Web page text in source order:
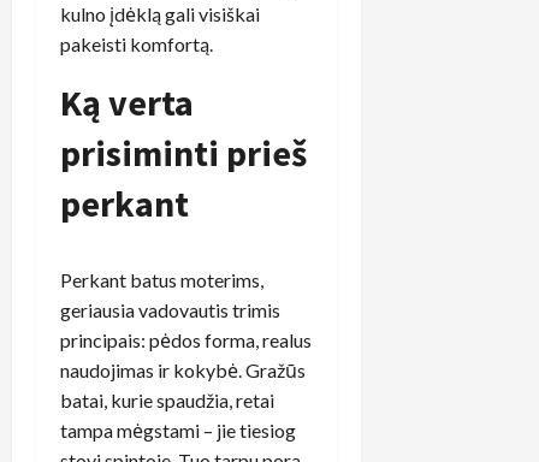
kulno įdėklą gali visiškai
pakeisti komfortą.
Ką verta
prisiminti prieš
perkant
Perkant batus moterims,
geriausia vadovautis trimis
principais: pėdos forma, realus
naudojimas ir kokybė. Gražūs
batai, kurie spaudžia, retai
tampa mėgstami – jie tiesiog